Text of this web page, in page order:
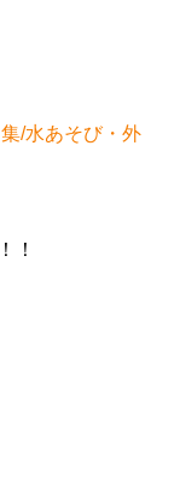
/水あそび・外
！